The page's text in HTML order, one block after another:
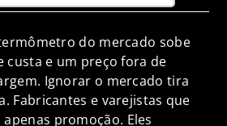
do mercado sobe
custa e um preço fora de
Ignorar o mercado tira
Fabricantes e varejistas que
promoção. Eles